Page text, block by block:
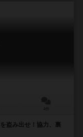
盗み出せ！協力、裏